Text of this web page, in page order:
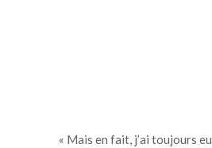
« Mais en fait, j’ai toujours